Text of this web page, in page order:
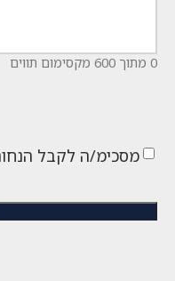
0 מתוך 600 מקסימום תווים
מסכימ/ה לקבל